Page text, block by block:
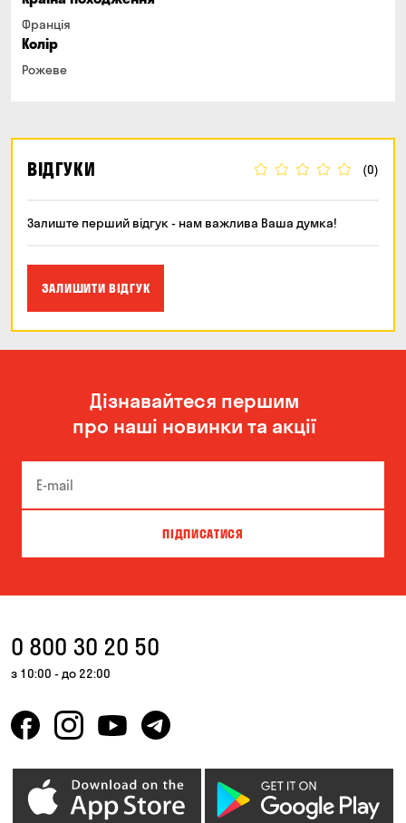
Франція
Колір
Рожеве
ВІДГУКИ (0)
Залиште перший відгук - нам важлива Ваша думка!
ЗАЛИШИТИ ВІДГУК
Дізнавайтеся першим
про наші новинки та акції
ПІДПИСАТИСЯ
0 800 30 20 50
з 10:00 - до 22:00